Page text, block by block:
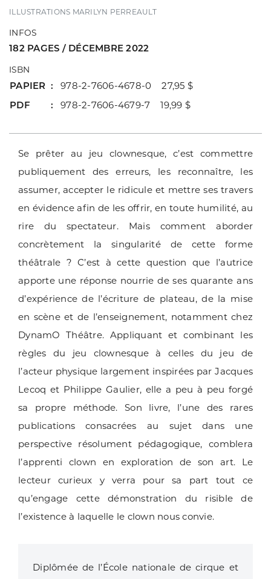
ILLUSTRATIONS MARILYN PERREAULT
INFOS
182 PAGES / DÉCEMBRE 2022
ISBN
PAPIER
978-2-7606-4678-0 27,95 $
PDF
978-2-7606-4679-7 19,99 $
Se prêter au jeu clownesque, c’est commettre
publiquement des erreurs, les reconnaître, les
assumer, accepter le ridicule et mettre ses travers
en évidence afin de les offrir, en toute humilité, au
rire du spectateur. Mais comment aborder
concrètement la singularité de cette forme
théâtrale ? C’est à cette question que l’autrice
apporte une réponse nourrie de ses quarante ans
d’expérience de l’écriture de plateau, de la mise
en scène et de l’enseignement, notamment chez
DynamO Théâtre. Appliquant et combinant les
règles du jeu clownesque à celles du jeu de
l’acteur physique largement inspirées par Jacques
Lecoq et Philippe Gaulier, elle a peu à peu forgé
sa propre méthode. Son livre, l’une des rares
publications consacrées au sujet dans une
perspective résolument pédagogique, comblera
l’apprenti clown en exploration de son art. Le
lecteur curieux y verra pour sa part tout ce
qu’engage cette démonstration du risible de
l’existence à laquelle le clown nous convie.
Diplômée de l’École nationale de cirque et